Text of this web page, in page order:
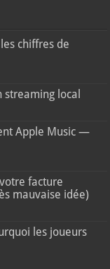
chiffres de
local
Apple Music —
facture
mauvaise idée)
les joueurs